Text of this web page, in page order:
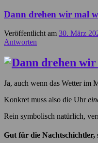
Dann drehen wir mal
Veröffentlicht am 30. März
Antworten
Ja, auch wenn das Wetter im
Konkret muss also die Uhr
Rein symbolisch natürlich,
Gut für die Nachtschichtler,